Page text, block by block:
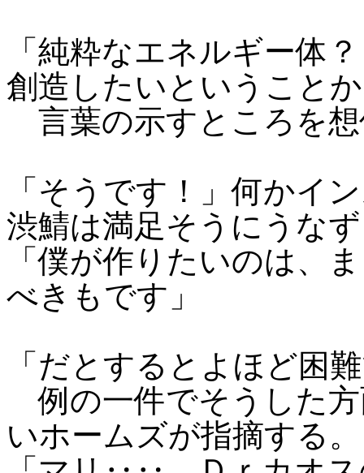
「純粋なエネルギー体
創造したいということ
言葉の示すところを
「そうです！」何かイ
渋鯖は満足そうにうな
「僕が作りたいのは、
べきもです」
「だとするとよほど困
例の一件でそうした
いホームズが指摘する。